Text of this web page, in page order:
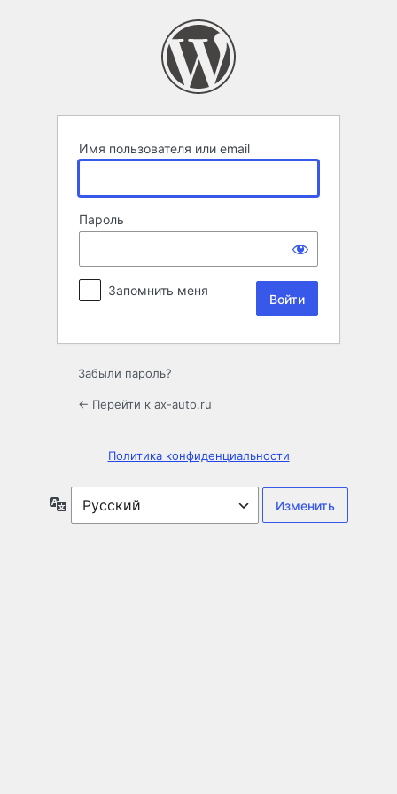
Имя пользователя или email
Пароль
Запомнить меня
Забыли пароль?
← Перейти к ax-auto.ru
Политика конфиденциальности
Язык